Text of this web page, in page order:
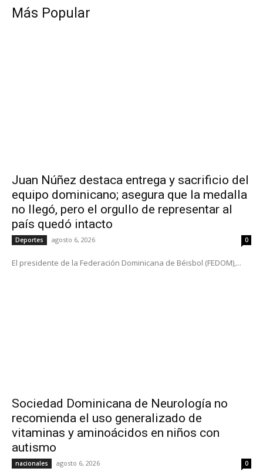
Más Popular
Juan Núñez destaca entrega y sacrificio del
equipo dominicano; asegura que la medalla
no llegó, pero el orgullo de representar al
país quedó intacto
Deportes agosto 6, 2026 0
El presidente de la Federación Dominicana de Béisbol (FEDOM),...
Sociedad Dominicana de Neurología no
recomienda el uso generalizado de
vitaminas y aminoácidos en niños con
autismo
nacionales agosto 6, 2026 0